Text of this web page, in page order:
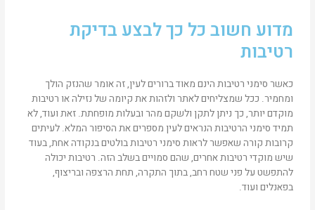
מדוע חשוב כל כך לבצע בדיקת
רטיבות
כאשר סימני רטיבות הינם מאוד ברורים לעין, זה אומר שהנזק הולך
ומחמיר. ככל שמצליחים לאתר ולזהות את קיומה של נזילה או רטיבות
מוקדם יותר, כך ניתן לתקן ולשקם מהר ובעלות מופחתת. זאת ועוד, לא
תמיד סימני הרטיבות הנראים לעין מספרים את הסיפור המלא. לעיתים
קרובות קורה שאפשר לראות סימני רטיבות בולטים בנקודה אחת, בעוד
שיש מוקדי רטיבות אחרים, שהם סמויים בשלב הזה. רטיבות יכולה
להתפשט על פני שטח רחב, בתוך התקרה, תחת הרצפה ובריצוף,
בפאנלים ועוד.